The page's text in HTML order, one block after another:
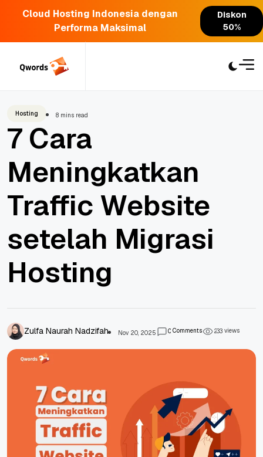
Cloud Hosting Indonesia dengan
Performa Maksimal
Diskon
50%
Hosting 8 mins read
7 Cara
Meningkatkan
Traffic Website
setelah Migrasi
Hosting
Zulfa Naurah Nadzifah Nov 20, 2025 0Comments 233views